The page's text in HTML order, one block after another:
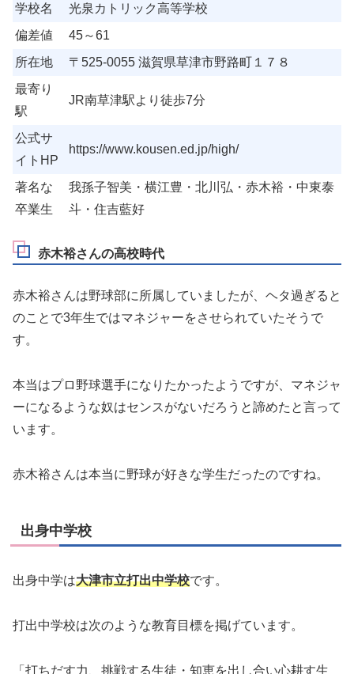
学校名
光泉カトリック高等学校
偏差値
45～61
所在地
〒525-0055 滋賀県草津市野路町１７８
最寄り
駅
JR南草津駅より徒歩7分
公式サ
イトHP
https://www.kousen.ed.jp/high/
著名な
卒業生
我孫子智美・横江豊・北川弘・赤木裕・中東泰
斗・住吉藍好
赤木裕さんの高校時代
赤木裕さんは野球部に所属していましたが、ヘタ過ぎると
のことで3年生ではマネジャーをさせられていたそうで
す。
本当はプロ野球選手になりたかったようですが、マネジャ
ーになるような奴はセンスがないだろうと諦めたと言って
います。
赤木裕さんは本当に野球が好きな学生だったのですね。
出身中学校
出身中学は大津市立打出中学校です。
打出中学校は次のような教育目標を掲げています。
「打ちだす力、挑戦する生徒・知恵を出し合い心耕す生